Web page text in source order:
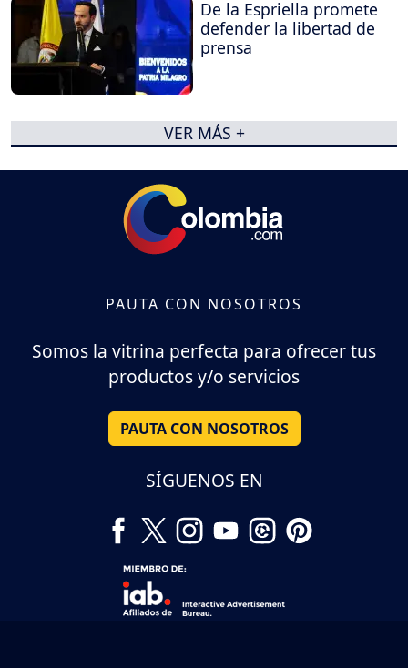
De la Espriella promete
defender la libertad de
prensa
VER MÁS +
PAUTA CON NOSOTROS
Somos la vitrina perfecta para ofrecer tus
productos y/o servicios
PAUTA CON NOSOTROS
SÍGUENOS EN